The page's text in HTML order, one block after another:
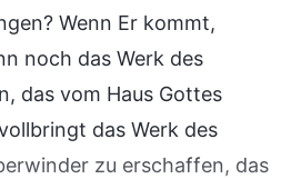
Wenn Er kommt,
noch das Werk des
das vom Haus Gottes
das Werk des
zu erschaffen, das